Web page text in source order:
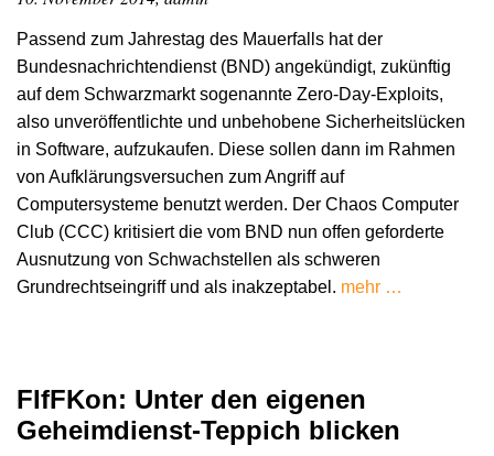
Passend zum Jahrestag des Mauerfalls hat der
Bundesnachrichtendienst (BND) angekündigt, zukünftig
auf dem Schwarzmarkt sogenannte Zero-Day-Exploits,
also unveröffentlichte und unbehobene Sicherheitslücken
in Software, aufzukaufen. Diese sollen dann im Rahmen
von Aufklärungsversuchen zum Angriff auf
Computersysteme benutzt werden. Der Chaos Computer
Club (CCC) kritisiert die vom BND nun offen geforderte
Ausnutzung von Schwachstellen als schweren
Grundrechtseingriff und als inakzeptabel. mehr …
FIfFKon: Unter den eigenen
Geheimdienst-Teppich blicken